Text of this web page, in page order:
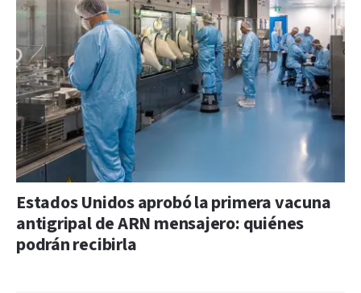
Estados Unidos aprobó la primera vacuna
antigripal de ARN mensajero: quiénes
podrán recibirla